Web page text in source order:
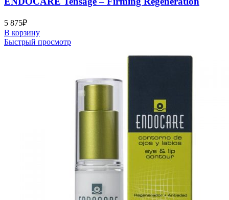
5 875₽
В корзину
Быстрый просмотр